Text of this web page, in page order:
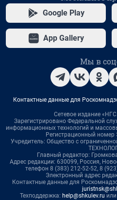
Google Play
App Gallery
Мы в
Контактные данные для
Сетевое издание
Зарегистрировано Федеральной
информационных технологий и
Регистрационный
Учредитель: Общество с
Главный редактор:
Адрес редакции: 630099, Россия,
телефон 8 (383) 212-52-52, 8
Электронный адрес
Контактные данные для
Техподдержка: help@shkulev.ru